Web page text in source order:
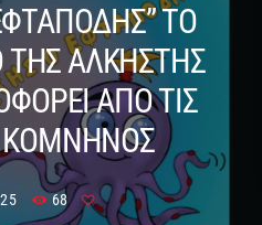
ΤΟ
ΤΗΣ ΑΛΚΗΣΤΗΣ
ΑΠΟ ΤΙΣ
ΚΟΜΝΗΝΟΣ
68